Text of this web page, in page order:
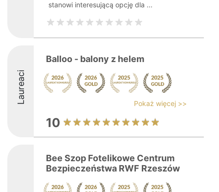
stanowi interesującą opcję dla ...
Laureaci
Balloo - balony z helem
Pokaż więcej >>
10
Bee Szop Fotelikowe Centrum
Bezpieczeństwa RWF Rzeszów